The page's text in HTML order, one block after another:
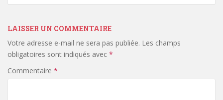
LAISSER UN COMMENTAIRE
Votre adresse e-mail ne sera pas publiée. Les champs
obligatoires sont indiqués avec *
Commentaire *